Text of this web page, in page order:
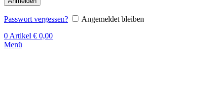
Passwort vergessen?
Angemeldet bleiben
0 Artikel € 0,00
Menü